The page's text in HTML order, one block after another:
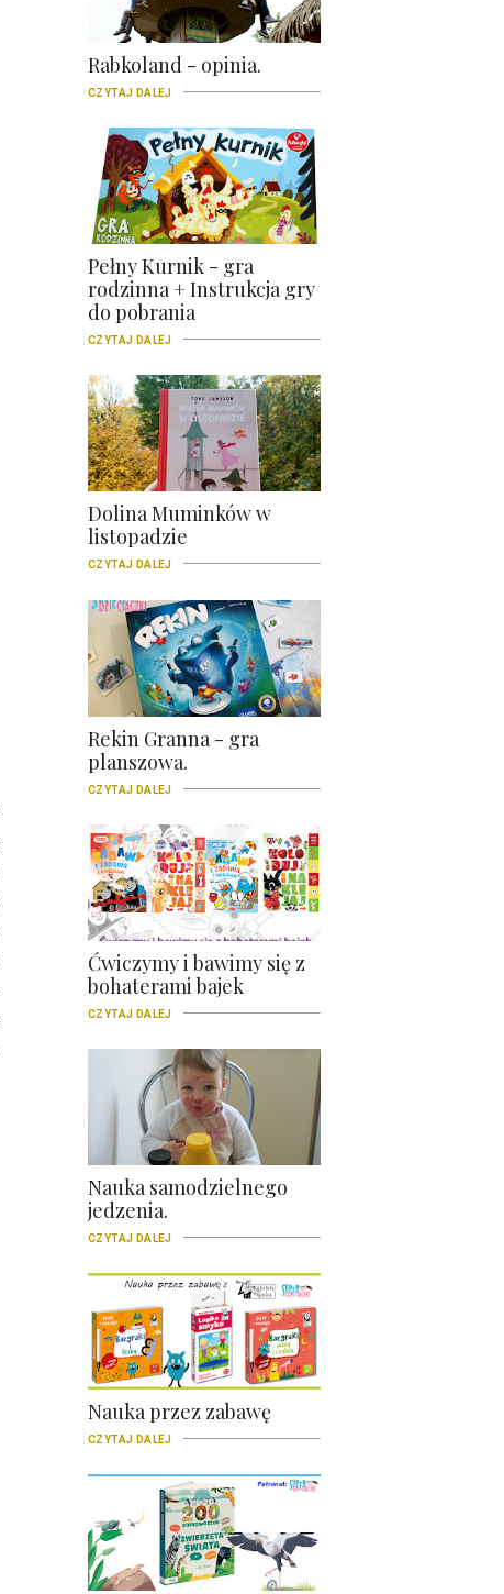
Rabkoland - opinia.
CZYTAJ DALEJ
Pełny Kurnik - gra
rodzinna + Instrukcja gry
do pobrania
CZYTAJ DALEJ
Dolina Muminków w
listopadzie
CZYTAJ DALEJ
Rekin Granna - gra
planszowa.
CZYTAJ DALEJ
Ćwiczymy i bawimy się z
bohaterami bajek
CZYTAJ DALEJ
Nauka samodzielnego
jedzenia.
CZYTAJ DALEJ
Nauka przez zabawę
CZYTAJ DALEJ